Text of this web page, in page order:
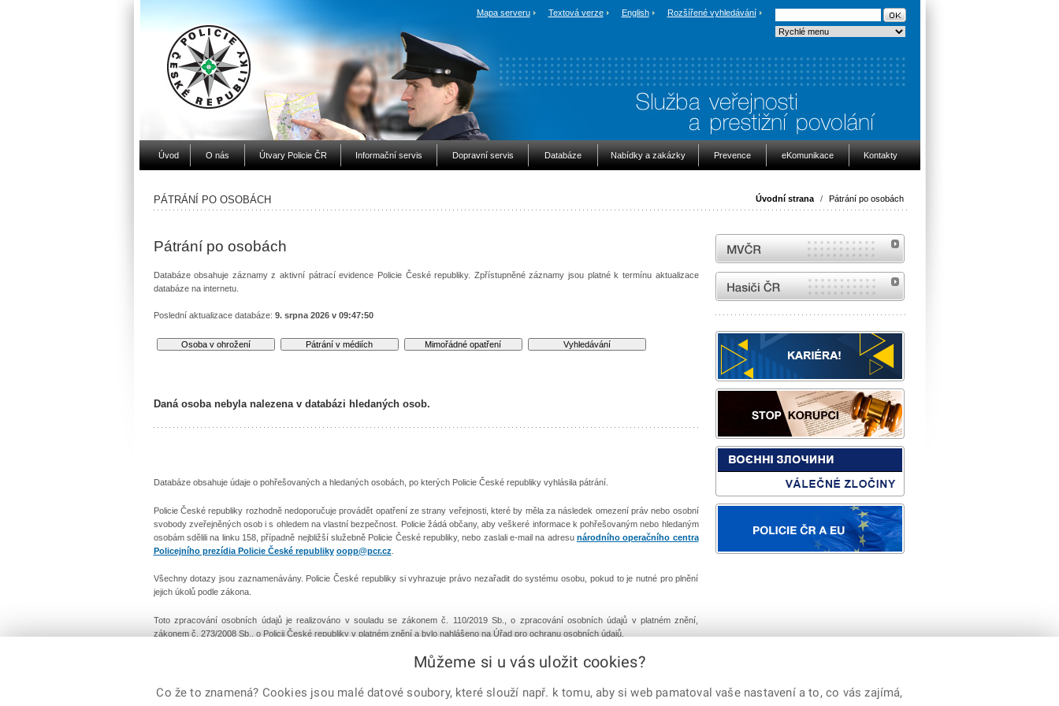
Mapa serveru Textová verze English Rozšířené vyhledávání
Úvod O nás Útvary Policie ČR Informační servis Dopravní servis Databáze Nabídky a zakázky Prevence eKomunikace Kontakty
Úvodní strana / Pátrání po osobách
PÁTRÁNÍ PO OSOBÁCH
Pátrání po osobách
Databáze obsahuje záznamy z aktivní pátrací evidence Policie České republiky. Zpřístupněné záznamy jsou platné k termínu aktualizace
databáze na internetu.
Poslední aktualizace databáze: 9. srpna 2026 v 09:47:50
Daná osoba nebyla nalezena v databázi hledaných osob.
Databáze obsahuje údaje o pohřešovaných a hledaných osobách, po kterých Policie České republiky vyhlásila pátrání.
Policie České republiky rozhodně nedoporučuje provádět opatření ze strany veřejnosti, které by měla za následek omezení práv nebo osobní
svobody zveřejněných osob i s ohledem na vlastní bezpečnost. Policie žádá občany, aby veškeré informace k pohřešovaným nebo hledaným
osobám sdělili na linku 158, případně nejbližší služebně Policie České republiky, nebo zaslali e-mail na adresu národního operačního centra
Policejního prezídia Policie České republiky oopp@pcr.cz
Všechny dotazy jsou zaznamenávány. Policie České republiky si vyhrazuje právo nezařadit do systému osobu, pokud to je nutné pro plnění
jejich úkolů podle zákona.
Toto zpracování osobních údajů je realizováno v souladu se zákonem č. 110/2019 Sb., o zpracování osobních údajů v platném znění,
zákonem č. 273/2008 Sb., o Policii České republiky v platném znění a bylo nahlášeno na Úřad pro ochranu osobních údajů.
MVČR
internetové stránky Hasiči ČR
Můžeme si u vás uložit cookies?
Co že to znamená? Cookies jsou malé datové soubory, které slouží např. k tomu, aby si web pamatoval vaše nastavení a to, co vás zajímá,